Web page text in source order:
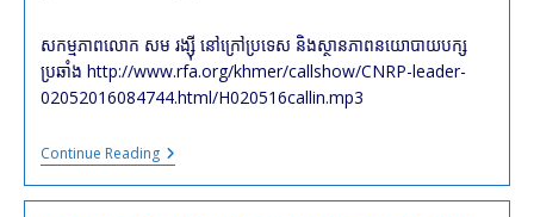
modified:
សកម្មភាព​លោក សម រង្ស៊ី នៅ​ក្រៅ​ប្រទេស និង​ស្ថានភាព​នយោបាយ​បក្ស​
ប្រឆាំង http://www.rfa.org/khmer/callshow/CNRP-leader-
02052016084744.html/H020516callin.mp3
Continue Reading#cambodge
:
SAM